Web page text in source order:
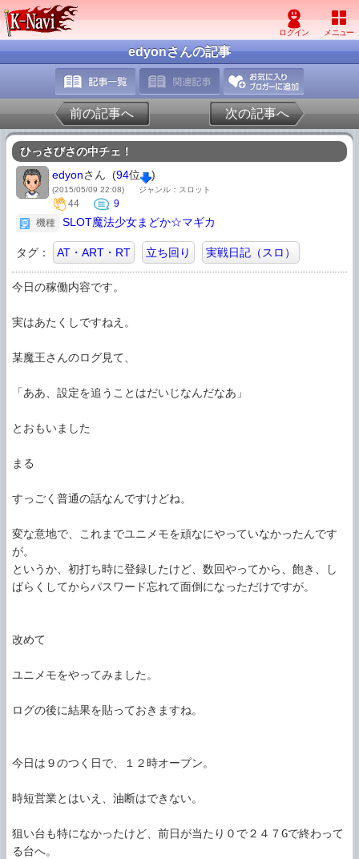
edyonさんの記事
前の記事へ 次の記事へ
ひっさびさの中チェ！
edyonさん (94位 )
(2015/05/09 22:08) ジャンル：スロット
44
9
機種
SLOT魔法少女まどか☆マギカ
タグ： AT・ART・RT 立ち回り 実戦日記（スロ）
今日の稼働内容です。
実はあたくしですねえ。
某魔王さんのログ見て、
「ああ、設定を追うことはだいじなんだなあ」
とおもいました
まる
すっごく普通の話なんですけどね。
変な意地で、これまでユニメモを頑なにやっていなかったんです
が。
というか、初打ち時に登録したけど、数回やってから、飽き、し
ばらくしてからパスワード忘れて面倒になっただけですが。
改めて
ユニメモをやってみました。
ログの後に結果を貼っておきますね。
今日は９のつく日で、１２時オープン。
時短営業とはいえ、油断はできない。
狙い台も特になかったけど、前日が当たり０で２４７Gで終わって
る台へ。